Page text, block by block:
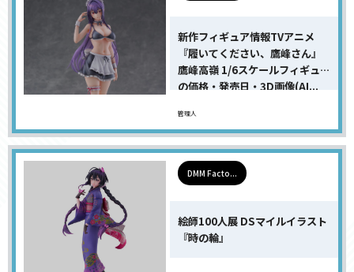
新作フィギュア情報TVアニメ
『履いてください、鷹峰さん』
鷹峰高嶺 1/6スケールフィギュア
の価格・発売日・3D画像(AI...
管理人
DMM Facto...
絵師100人展 DSマイルイラスト
『時の輪』